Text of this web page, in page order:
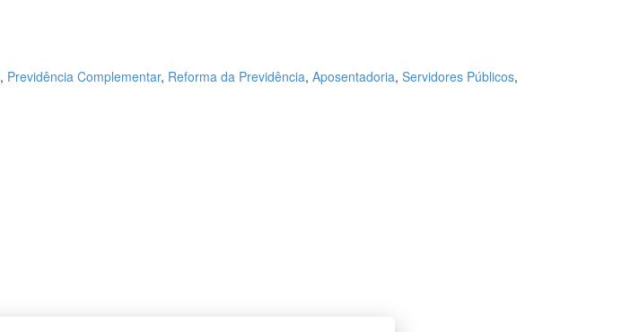
, Previdência Complementar, Reforma da Previdência,Aposentadoria,Servidores Públicos,